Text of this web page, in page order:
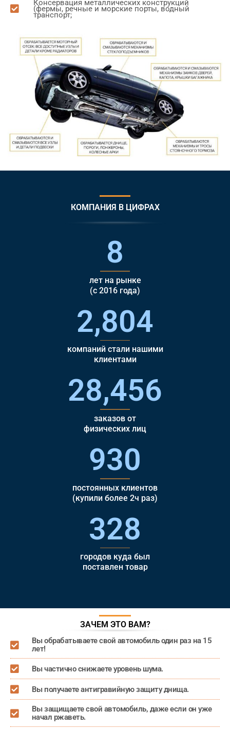
Консервация металлических конструкций
(фермы, речные и морские порты, водный
транспорт;
КОМПАНИЯ В ЦИФРАХ
8
лет на рынке
(с 2016 года)
2,804
компаний стали нашими
клиентами
28,456
заказов от
физических лиц
930
постоянных клиентов
(купили более 2ч раз)
328
городов куда был
поставлен товар
ЗАЧЕМ ЭТО ВАМ?
Вы обрабатываете свой автомобиль один раз на 15
лет!
Вы частично снижаете уровень шума.
Вы получаете антигравийную защиту днища.
Вы защищаете свой автомобиль, даже если он уже
начал ржаветь.